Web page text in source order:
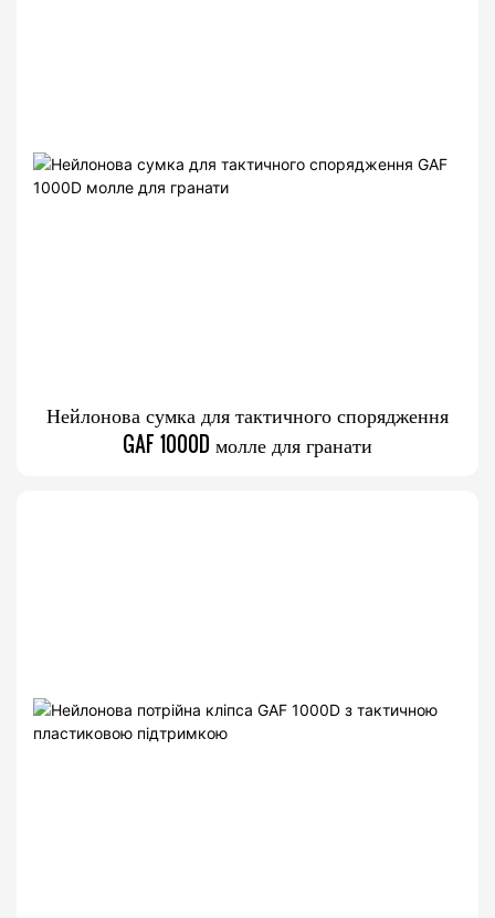
Нейлонова сумка для тактичного спорядження
GAF 1000D молле для гранати